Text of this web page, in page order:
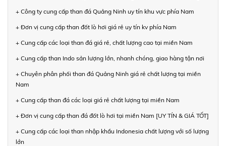
+ Công ty cung cấp than đá Quảng Ninh uy tín khu vực phía Nam
+ Đơn vị cung cấp than đốt lò hơi giá rẻ uy tín kv phía Nam
+ Cung cấp các loại than đá giá rẻ, chất lượng cao tại miền Nam
+ Cung cấp than Indo sản lượng lớn, nhanh chóng, giao hàng tận nơi
+ Chuyên phân phối than đá Quảng Ninh giá rẻ chất lượng tại miền
Nam
+ Cung cấp than đá các loại giá rẻ chất lượng tại miền Nam
+ Đơn vị cung cấp than đá đốt lò hơi tại miền Nam [UY TÍN & GIÁ TỐT]
+ Cung cấp các loại than nhập khẩu Indonesia chất lượng với số lượng
lớn